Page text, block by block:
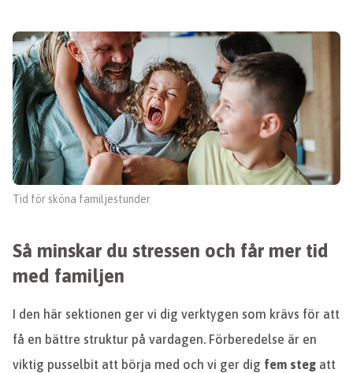
Tid för sköna familjestunder
Så minskar du stressen och får mer tid
med familjen
I den här sektionen ger vi dig verktygen som krävs för att
få en bättre struktur på vardagen. Förberedelse är en
viktig pusselbit att börja med och vi ger dig fem steg att